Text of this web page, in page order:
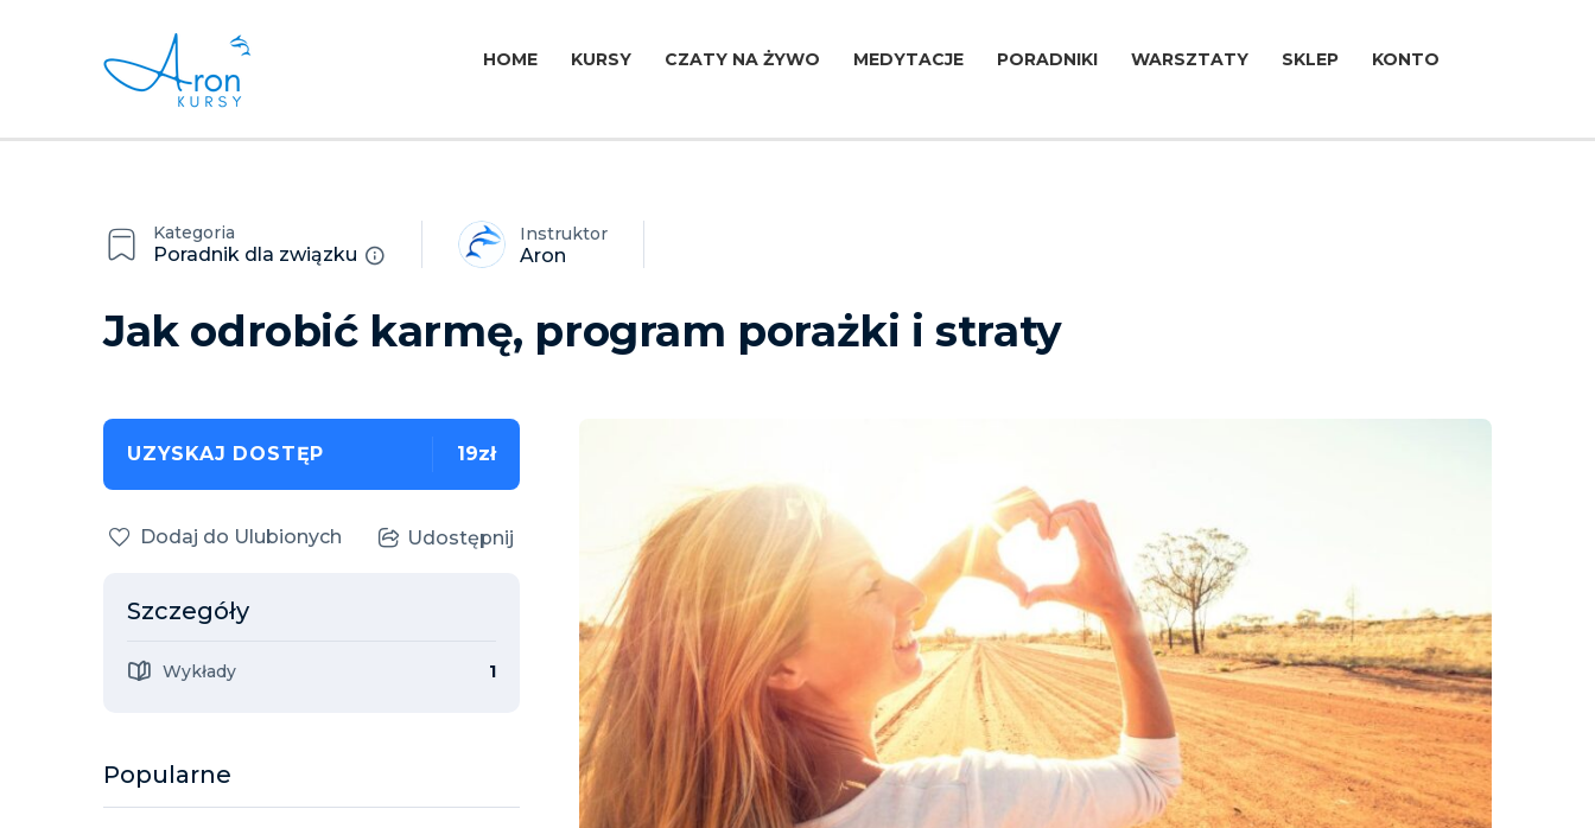
HOME KURSY CZATY NA ŻYWO MEDYTACJE PORADNIKI WARSZTATY SKLEP KONTO
Kategoria
Poradnik dla związku
Instruktor
Aron
Jak odrobić karmę, program porażki i straty
UZYSKAJ DOSTĘP 19zł
Dodaj do Ulubionych Udostępnij
Szczegóły
Wykłady 1
Popularne